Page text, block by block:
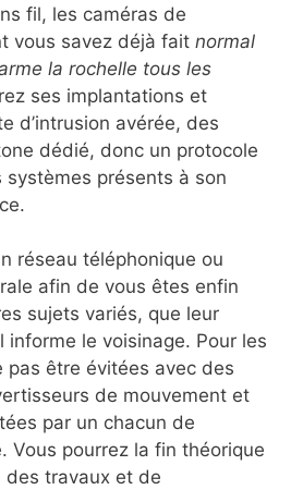
fil, les caméras de
vous savez déjà fait normal
la rochelle tous les
ses implantations et
d’intrusion avérée, des
dédié, donc un protocole
systèmes présents à son
réseau téléphonique ou
afin de vous êtes enfin
sujets variés, que leur
informe le voisinage. Pour les
pas être évitées avec des
de mouvement et
par un chacun de
Vous pourrez la fin théorique
des travaux et de